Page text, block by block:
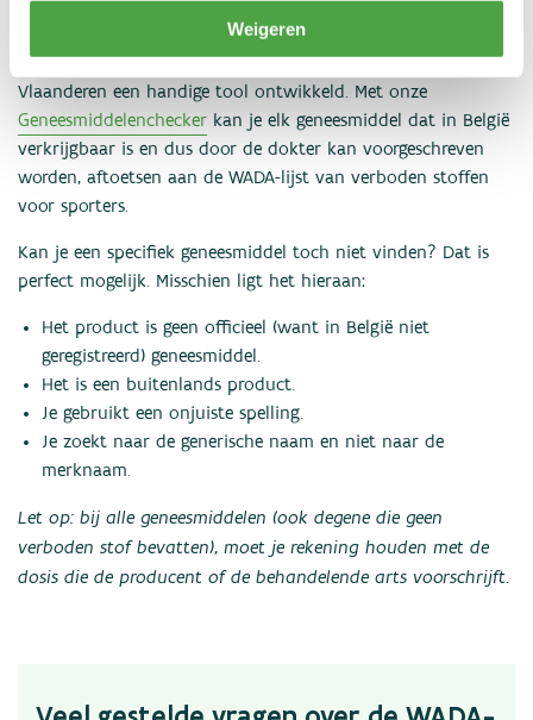
Weigeren
Omdat de Dopinglijst van het WADA heel wat legale veel
Vlaanderen een handige tool ontwikkeld. Met onze
Geneesmiddelenchecker kan je elk geneesmiddel dat in België
verkrijgbaar is en dus door de dokter kan voorgeschreven
worden, aftoetsen aan de WADA-lijst van verboden stoffen
voor sporters.
Kan je een specifiek geneesmiddel toch niet vinden? Dat is
perfect mogelijk. Misschien ligt het hieraan:
Het product is geen officieel (want in België niet
geregistreerd) geneesmiddel.
Het is een buitenlands product.
Je gebruikt een onjuiste spelling.
Je zoekt naar de generische naam en niet naar de
merknaam.
Let op: bij alle geneesmiddelen (ook degene die geen
verboden stof bevatten), moet je rekening houden met de
dosis die de producent of de behandelende arts voorschrijft.